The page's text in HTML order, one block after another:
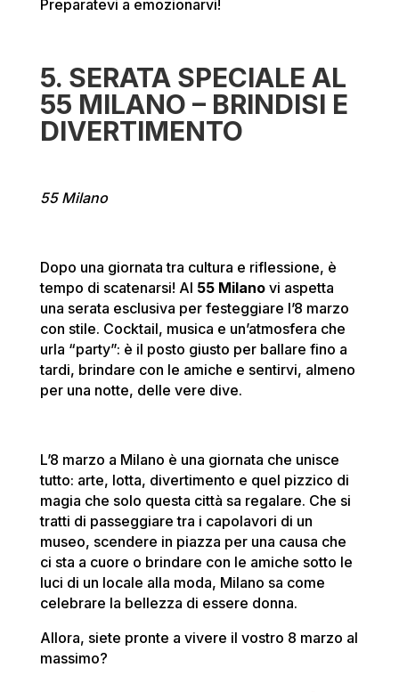
Preparatevi a emozionarvi!
5. SERATA SPECIALE AL
55 MILANO – BRINDISI E
DIVERTIMENTO
55 Milano
Dopo una giornata tra cultura e riflessione, è
tempo di scatenarsi! Al 55 Milanovi aspetta
una serata esclusiva per festeggiare l’8 marzo
con stile. Cocktail, musica e un’atmosfera che
urla “party”: è il posto giusto per ballare fino a
tardi, brindare con le amiche e sentirvi, almeno
per una notte, delle vere dive.
L’8 marzo a Milano è una giornata che unisce
tutto: arte, lotta, divertimento e quel pizzico di
magia che solo questa città sa regalare. Che si
tratti di passeggiare tra i capolavori di un
museo, scendere in piazza per una causa che
ci sta a cuore o brindare con le amiche sotto le
luci di un locale alla moda, Milano sa come
celebrare la bellezza di essere donna.
Allora, siete pronte a vivere il vostro 8 marzo al
massimo?